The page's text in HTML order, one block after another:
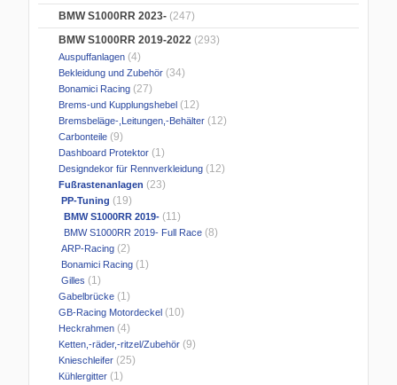
BMW S1000RR 2023- (247)
BMW S1000RR 2019-2022 (293)
Auspuffanlagen (4)
Bekleidung und Zubehör (34)
Bonamici Racing (27)
Brems-und Kupplungshebel (12)
Bremsbeläge-,Leitungen,-Behälter (12)
Carbonteile (9)
Dashboard Protektor (1)
Designdekor für Rennverkleidung (12)
Fußrastenanlagen (23)
PP-Tuning (19)
BMW S1000RR 2019- (11)
BMW S1000RR 2019- Full Race (8)
ARP-Racing (2)
Bonamici Racing (1)
Gilles (1)
Gabelbrücke (1)
GB-Racing Motordeckel (10)
Heckrahmen (4)
Ketten,-räder,-ritzel/Zubehör (9)
Knieschleifer (25)
Kühlergitter (1)